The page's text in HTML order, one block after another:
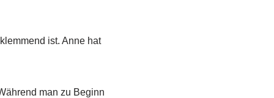
ist. Anne hat
man zu Beginn